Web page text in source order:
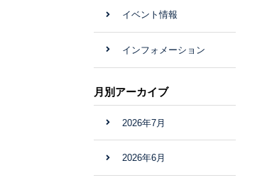
イベント情報
インフォメーション
月別アーカイブ
2026年7月
2026年6月